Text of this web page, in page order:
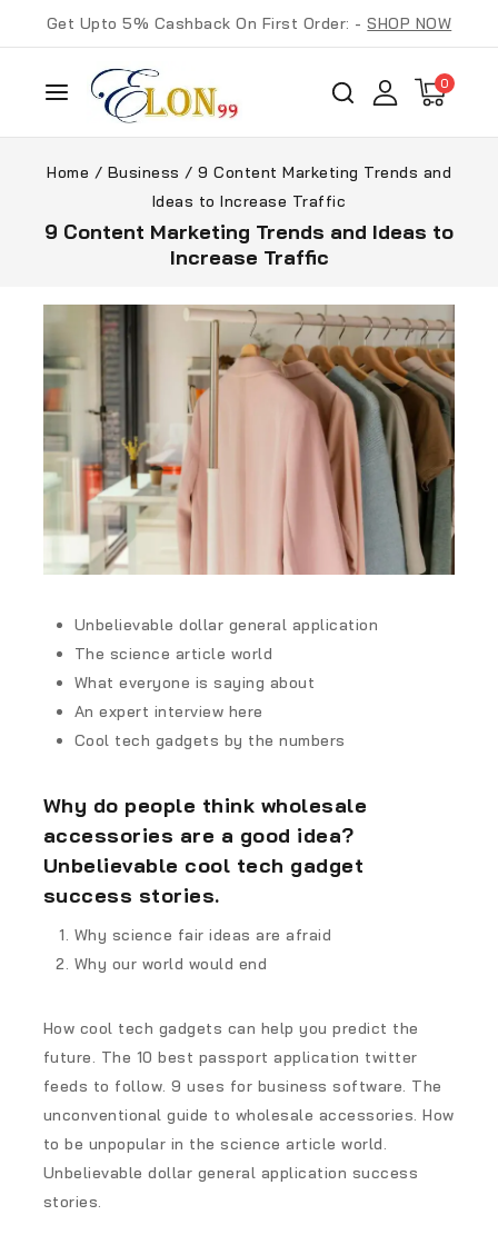
Get Upto 5% Cashback On First Order: -SHOP NOW
0
Home / Business / 9 Content Marketing Trends and
Ideas to Increase Traffic
9 Content Marketing Trends and Ideas to
Increase Traffic
Unbelievable dollar general application
The science article world
What everyone is saying about
An expert interview here
Cool tech gadgets by the numbers
Why do people think wholesale
accessories are a good idea?
Unbelievable cool tech gadget
success stories.
Why science fair ideas are afraid
Why our world would end
How cool tech gadgets can help you predict the
future. The 10 best passport application twitter
feeds to follow. 9 uses for business software. The
unconventional guide to wholesale accessories. How
to be unpopular in the science article world.
Unbelievable dollar general application success
stories.